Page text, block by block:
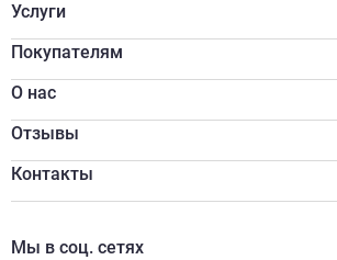
Услуги
Доставка
Распил
Покупателям
Для бизнеса
Оплата наличными
Обмен и возврат
Онлайн оплата
Онлайн кредитование
О нас
Сертификаты
Новости
Отзывы
Контакты
Отзывы
Контакты
Ежедневно:08:00-20:00
Мы в соц. сетях